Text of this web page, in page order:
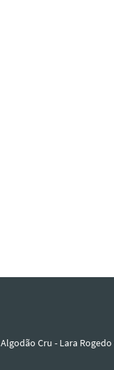
Algodão Cru - Lara Rogedo